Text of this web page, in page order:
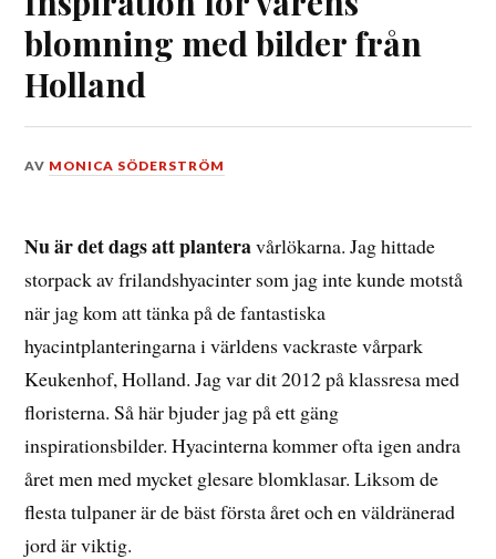
blomning med bilder från
Holland
DEN
2018
AV MONICA SÖDERSTRÖM
Nu är det dags att planteravårlökarna. Jag hittade
storpack av frilandshyacinter som jag inte kunde motstå
när jag kom att tänka på de fantastiska
hyacintplanteringarna i världens vackraste vårpark
Keukenhof, Holland. Jag var dit 2012 på klassresa med
floristerna. Så här bjuder jag på ett gäng
inspirationsbilder. Hyacinterna kommer ofta igen andra
året men med mycket glesare blomklasar. Liksom de
flesta tulpaner är de bäst första året och en väldränerad
jord är viktig.